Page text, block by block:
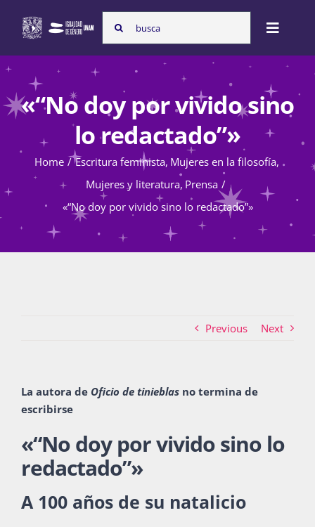
content
Search
for:
Toggle
Nosotras
Programas
Atención de la violencia de género
«“No doy por vivido sino
lo redactado”»
Home Escritura feminista Mujeres en la filosofía
Mujeres y literatura Prensa
«“No doy por vivido sino lo redactado”»
Previous Next
La autora de Oficio de tinieblas no termina de
escribirse
«“No doy por vivido sino lo
redactado”»
A 100 años de su natalicio